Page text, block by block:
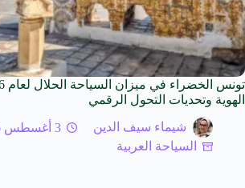
الهوية وتحديات التحول الرقمي
شيماء سيف الدين
3 أغسطس 2026
السياحة العربية